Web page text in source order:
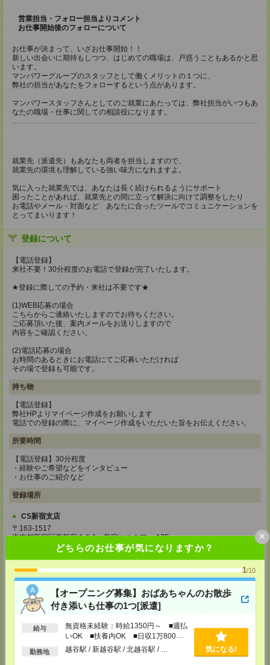
どちらのお仕事が気になりますか？
1/10
【オープニング募集】おばあちゃんのお散歩
付き添いも仕事の1つ[派遣]
給与
無資格未経験：時給1350円～ ■週払
いOK ■扶養内OK ■日収1万800円
以上
勤務地 越谷駅 / 新越谷駅 / 北越谷駅 / … 気になる!
×
営業担当・フォロー担当よりコメント
お仕事開始後のフォローについて
お仕事が決まって、いざお仕事開始！！
新しい出会いに期待もしつつ、はじめての職場は、戸惑うこともあるかと思
います。
マンパワーグループのスタッフとして働くメリットの１つに、
弊社の担当があなたをフォローするという点があります。
マンパワースタッフさんとしてのご就業にあたっては、弊社担当がいつもあ
なたの職場・仕事に関しての相談役になります。
就業先（派遣先）もあなたも両者を担当しますので、
就業先の環境も理解している強い味方になれますよ。
気に入った就業先では、あなたは長く続けられるようにサポート
困ったことがあれば、就業先との間に立って解決に向けて調整をしたり
お電話やメール・対面など あなたに合ったツールでコミュニケーションを
とってまいります！
登録について
【電話登録】
来社不要！30分程度のお電話で登録が完了いたします。
★登録に際しての予約・来社は不要です★
(1)WEB応募の場合
こちらからご連絡いたしますのでお待ちください。
ご応募頂いた後、案内メールをお送りしますので
内容をご確認ください。
(2)電話応募の場合
お時間のあるときにお電話にてご応募いただければ
その場で登録も可能です。
持ち物
【電話登録】
弊社HPよりマイページ作成をお願いします
電話での登録の際に、マイページ作成をいただいた旨をお伝えください。
所要時間
【電話登録】30分程度
・経験やご希望などをインタビュー
・お仕事のご紹介など
登録場所
CS新宿支店
〒163-1517
東京都新宿区西新宿 1-6-1 新宿エルタワー 17F
TEL：0120-659-458
CS_SHINJUKU@manpowergroup.jp
CS立川支店
〒190-0012
東京都立川市曙町2-34-7 ファーレイーストビル 8F
TEL：0120-659-460
CS_TACHIKAWA@manpowergroup.jp
担当：採用担当
CS横浜支店